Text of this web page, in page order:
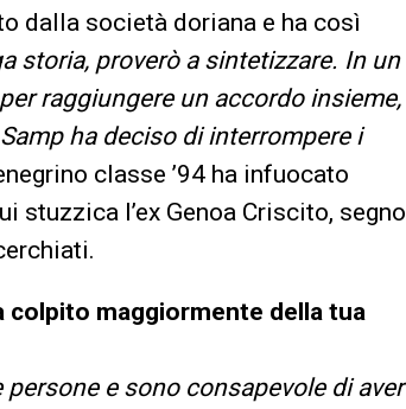
dalla società doriana e ha così
storia, proverò a sintetizzare. In un
raggiungere un accordo insieme,
ha deciso di interrompere i
classe ’94 ha infuocato
stuzzica l’ex Genoa Criscito, segno
colpito maggiormente della tua
e sono consapevole di aver